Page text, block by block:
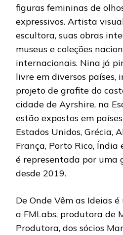
figuras femininas de
expressivos. Artista
escultora, suas obras
museus e coleções
internacionais. Nina já
livre em diversos países,
projeto de grafite do
cidade de Ayrshire, na
estão expostos em
Estados Unidos, Grécia,
França, Porto Rico, Índia
é representada por uma
desde 2019.
De Onde Vêm as Ideias
a FMLabs, produtora de
Produtora, dos sócios